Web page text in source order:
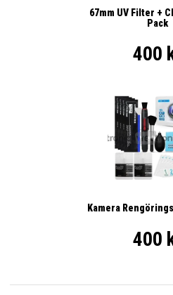
67mm UV Filter +
Pack
400
Kamera
400